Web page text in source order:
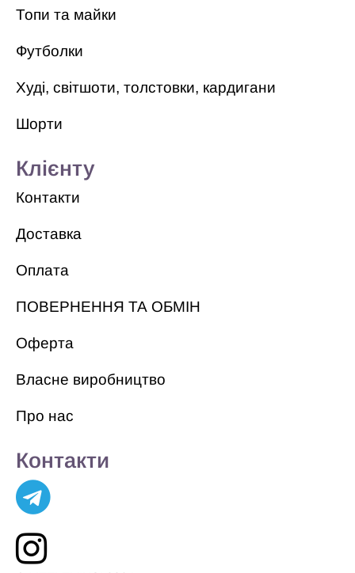
Топи та майки
Футболки
Худі, світшоти, толстовки, кардигани
Шорти
Клієнту
Контакти
Доставка
Оплата
ПОВЕРНЕННЯ ТА ОБМІН
Оферта
Власне виробництво
Про нас
Контакти